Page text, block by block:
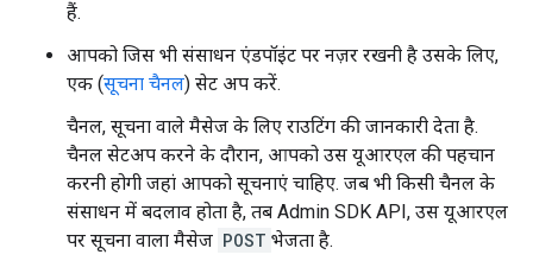
हैं.
आपको जिस भी संसाधन एंडपॉइंट पर नज़र रखनी है उसके लिए,
एक (सूचना चैनल) सेट अप करें.
चैनल, सूचना वाले मैसेज के लिए राउटिंग की जानकारी देता है.
चैनल सेटअप करने के दौरान, आपको उस यूआरएल की पहचान
करनी होगी जहां आपको सूचनाएं चाहिए. जब भी किसी चैनल के
संसाधन में बदलाव होता है, तब Admin SDK API, उस यूआरएल
पर सूचना वाला मैसेज POST भेजता है.